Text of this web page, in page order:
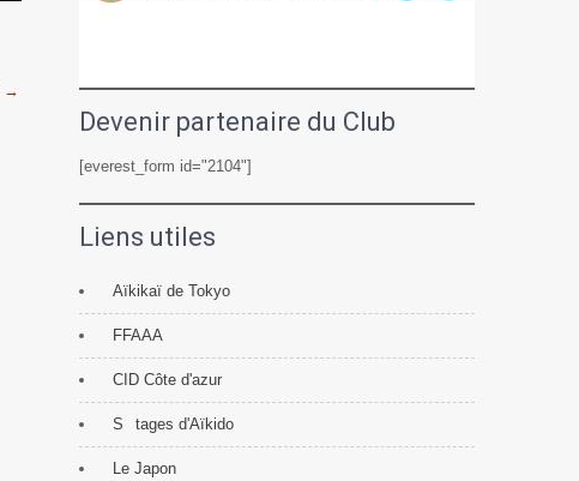
→
Devenir partenaire du Club
[everest_form id="2104"]
Liens utiles
Aïkikaï de Tokyo
FFAAA
CID Côte d'azur
S tages d'Aïkido
Le Japon